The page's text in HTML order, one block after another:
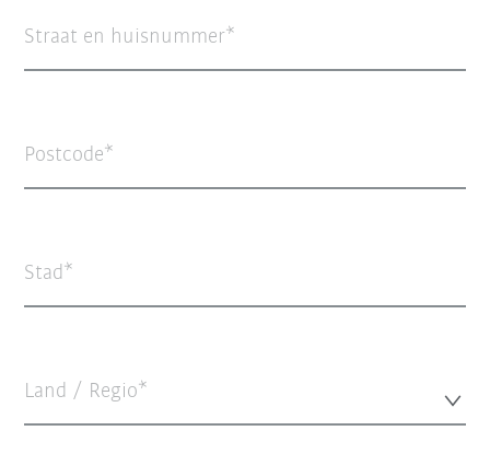
Straat en huisnummer
Postcode
Stad
Land / Regio*